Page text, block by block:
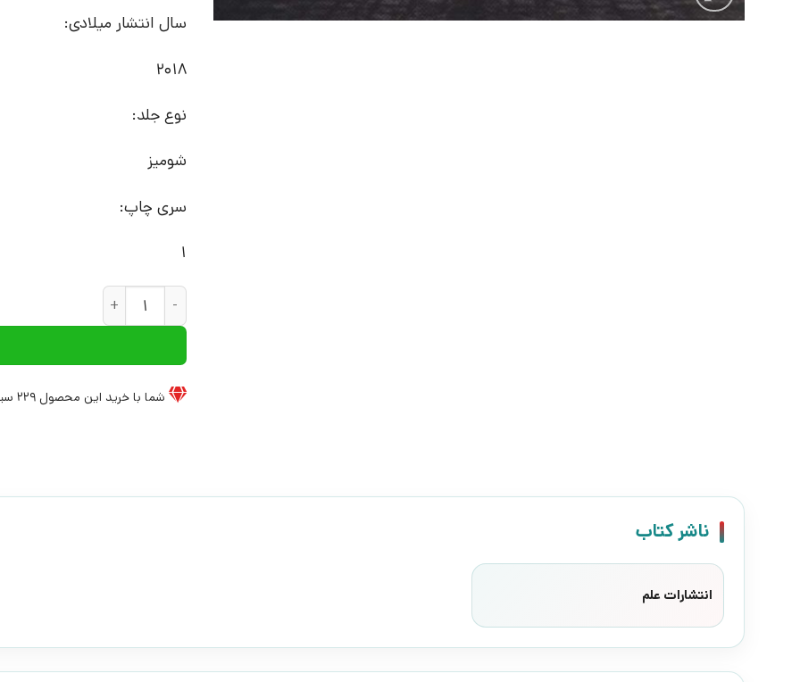
سال انتشار میلادی:
2018
نوع جلد:
شومیز
سری چاپ:
1
کتاب شیر را شکار کن |
شما با خرید این محصول 229
ناشر کتاب
انتشارات علم